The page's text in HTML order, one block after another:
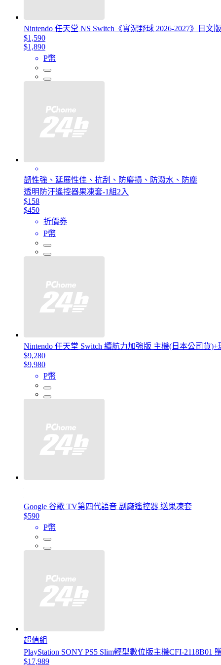
Nintendo 任天堂 NS Switch《實況野球 2026-2027》日文
$1,590
$1,890
P幣
韌性強、延展性佳、抗刮、防磨損、防潑水、防塵
透明防汙遙控器果凍套-1組2入
$158
$450
折價券
P幣
Nintendo 任天堂 Switch 續航力加強版 主機(日本公司貨
$9,280
$9,980
P幣
Google 谷歌 TV第四代語音 副廠遙控器 送果凍套
$590
P幣
超值組
PlayStation SONY PS5 Slim輕型數位版主機CFI-2118B01
$17,989